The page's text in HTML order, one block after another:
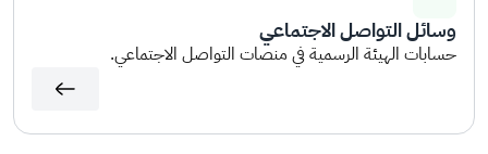
وسائل التواصل الاجتماعي
حسابات الهيئة الرسمية في منصات التواصل الاجتماعي.